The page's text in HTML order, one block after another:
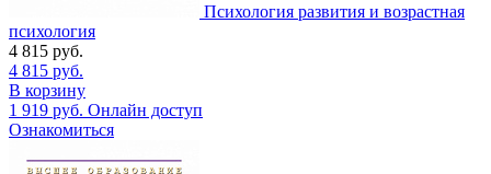
Психология развития и возрастная
психология
4 815 руб.
4 815 руб.
В корзину
1 919 руб. Онлайн доступ
Ознакомиться